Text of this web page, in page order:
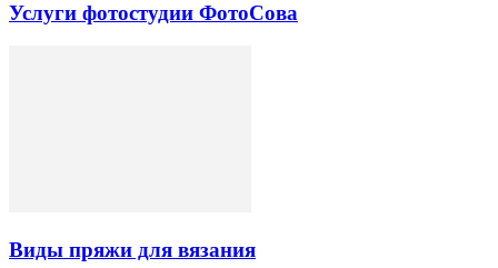
Услуги фотостудии ФотоСова
Виды пряжи для вязания